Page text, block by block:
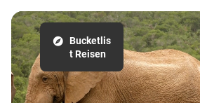
Bucketlis
t Reisen